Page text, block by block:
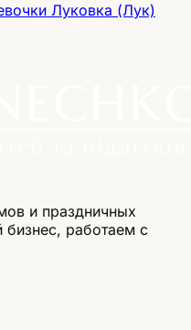
Луковка (Лук)
и праздничных
бизнес, работаем с